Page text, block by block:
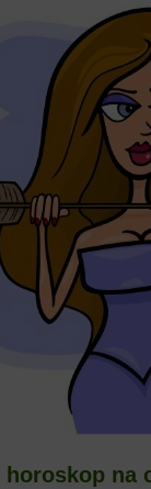
horoskop na